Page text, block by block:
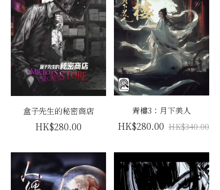
盒子先生的秘密商店
HK$280.00
青樓3：月下美人
HK$280.00 HK$340.00